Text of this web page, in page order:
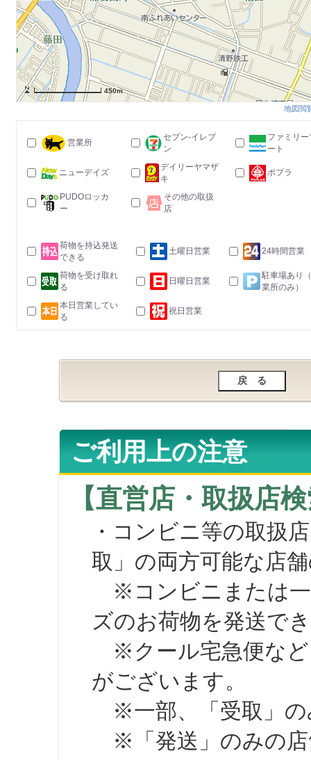
450m
地図閲
営業所
セブン-イレブ
ン
ファミリー
ート
ニューデイズ
デイリーヤマザ
キ
ポプラ
PUDOロッカ
ー
その他の取扱
店
荷物を持込発送
できる
土曜日営業 24時間営業
荷物を受け取れ
る
日曜日営業
駐車場あり
業所のみ）
本日営業してい
る
祝日営業
ご利用上の注意
【直営店・取扱店
・コンビニ等の取扱
取」の両方可能な店
※コンビニまたは一
ズのお荷物を発送で
※クール宅急便など
がございます。
※一部、「受取」の
※「発送」のみの店